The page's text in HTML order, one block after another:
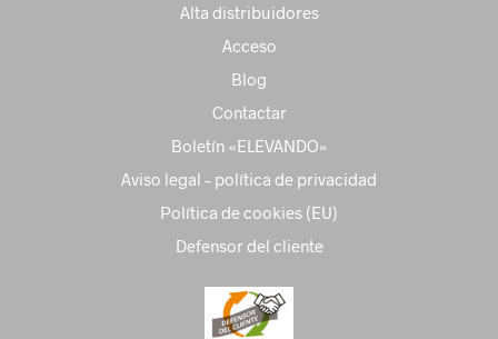
Alta distribuidores
Acceso
Blog
Contactar
Boletín «ELEVANDO»
Aviso legal – política de privacidad
Política de cookies (EU)
Defensor del cliente